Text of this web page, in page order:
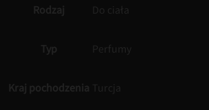
Rodzaj Do ciała
Typ Perfumy
Kraj pochodzenia Turcja